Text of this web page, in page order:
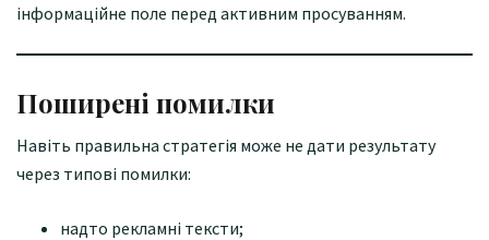
інформаційне поле перед активним просуванням.
Поширені помилки
Навіть правильна стратегія може не дати результату
через типові помилки:
надто рекламні тексти;